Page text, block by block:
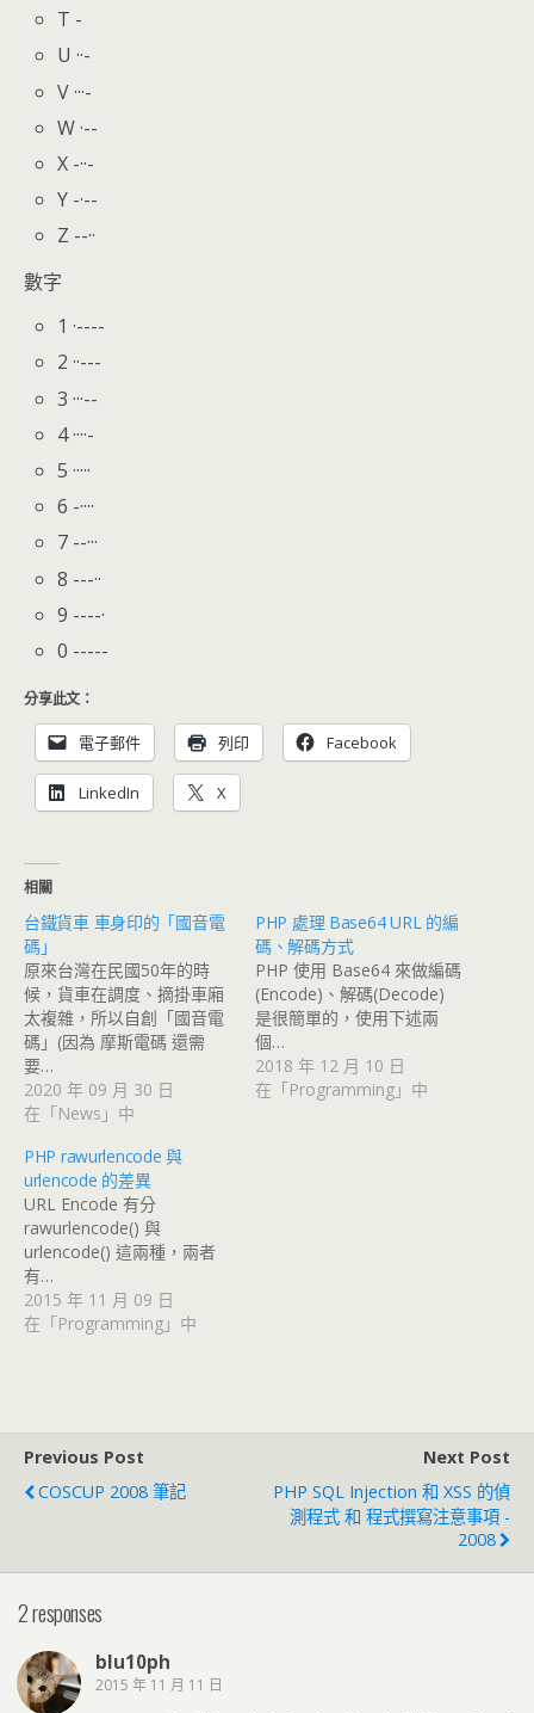
T -
U ··-
V ···-
W ·--
X -··-
Y -·--
Z --··
數字
1 ·----
2 ··---
3 ···--
4 ····-
5 ·····
6 -····
7 --···
8 ---··
9 ----·
0 -----
分享此文：
電子郵件 列印 Facebook
LinkedIn X
相關
台鐵貨車 車身印的「國音電
碼」
原來台灣在民國50年的時
候，貨車在調度、摘掛車廂
太複雜，所以自創「國音電
碼」(因為 摩斯電碼 還需
要…
2020 年 09 月 30 日
在「News」中
PHP 處理 Base64 URL 的編
碼、解碼方式
PHP 使用 Base64 來做編碼
(Encode)、解碼(Decode)
是很簡單的，使用下述兩
個…
2018 年 12 月 10 日
在「Programming」中
PHP rawurlencode 與
urlencode 的差異
URL Encode 有分
rawurlencode() 與
urlencode() 這兩種，兩者
有…
2015 年 11 月 09 日
在「Programming」中
Previous Post
COSCUP 2008 筆記
Next Post
PHP SQL Injection 和 XSS 的偵
測程式 和 程式撰寫注意事項 -
2008
2 responses
blu10ph
2015 年 11 月 11 日